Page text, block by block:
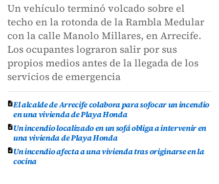
Un vehículo terminó volcado sobre el
techo en la rotonda de la Rambla Medular
con la calle Manolo Millares, en Arrecife.
Los ocupantes lograron salir por sus
propios medios antes de la llegada de los
servicios de emergencia
El alcalde de Arrecife colabora para sofocar un incendio
en una vivienda de Playa Honda
Un incendio localizado en un sofá obliga a intervenir en
una vivienda de Playa Honda
Un incendio afecta a una vivienda tras originarse en la
cocina